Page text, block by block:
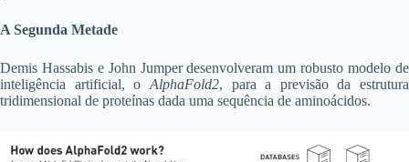
A Segunda Metade
Demis Hassabis e John Jumper desenvolveram um robusto modelo de
inteligência artificial, o AlphaFold2, para a previsão da estrutura
tridimensional de proteínas dada uma sequência de aminoácidos.